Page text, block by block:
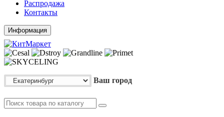
Распродажа
Контакты
Информация
Ваш город